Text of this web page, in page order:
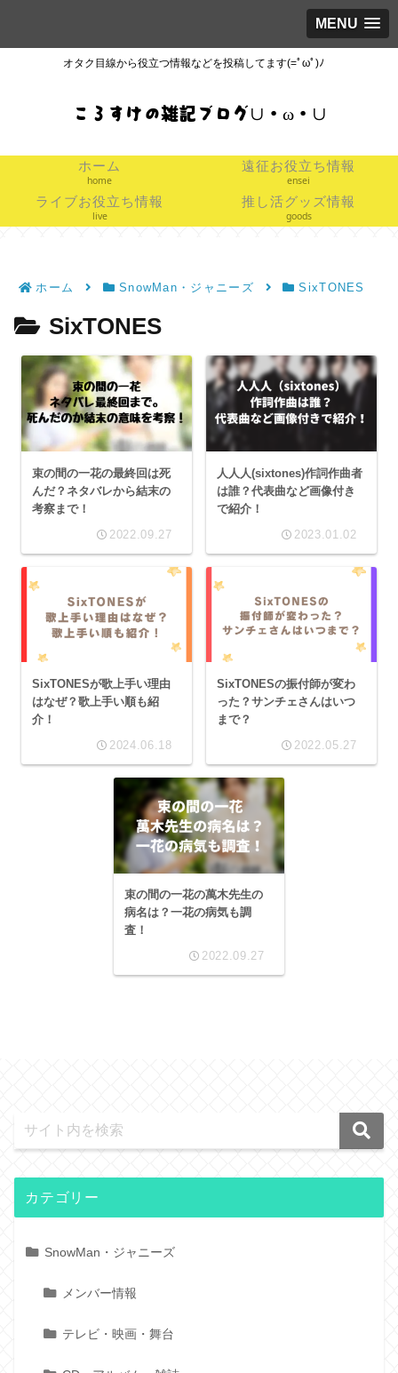
MENU
オタク目線から役立つ情報などを投稿してます(=ﾟωﾟ)ﾉ
ころすけの雑記ブログ∪・ω・∪
ホーム
home
遠征お役立ち情報
ensei
ライブお役立ち情報
live
推し活グッズ情報
goods
ホーム SnowMan・ジャニーズ SixTONES
SixTONES
束の間の一花の最終回は死
んだ？ネタバレから結末の
考察まで！
2022.09.27
人人人(sixtones)作詞作曲者
は誰？代表曲など画像付き
で紹介！
2023.01.02
SixTONESが歌上手い理由
はなぜ？歌上手い順も紹
介！
2024.06.18
SixTONESの振付師が変わ
った？サンチェさんはいつ
まで？
2022.05.27
束の間の一花の萬木先生の
病名は？一花の病気も調
査！
2022.09.27
カテゴリー
SnowMan・ジャニーズ
メンバー情報
テレビ・映画・舞台